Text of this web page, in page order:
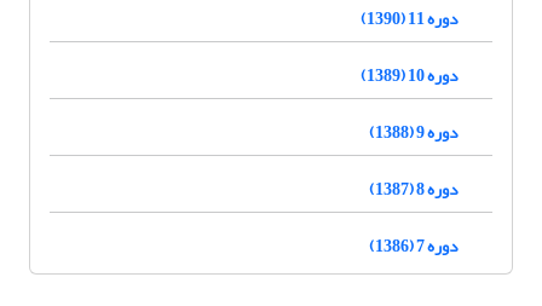
دوره 11 (1390)
دوره 10 (1389)
دوره 9 (1388)
دوره 8 (1387)
دوره 7 (1386)